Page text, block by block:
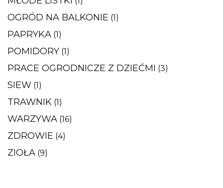
OGRÓD NA BALKONIE (1)
PAPRYKA (1)
POMIDORY (1)
PRACE OGRODNICZE Z DZIEĆMI (3)
SIEW (1)
TRAWNIK (1)
WARZYWA (16)
ZDROWIE (4)
ZIOŁA (9)